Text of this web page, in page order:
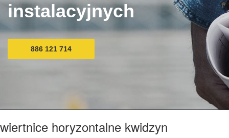
instalacyjnych
886 121 714
wiertnice horyzontalne kwidzyn